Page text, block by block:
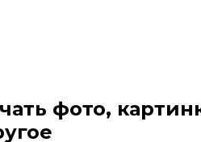
фото,